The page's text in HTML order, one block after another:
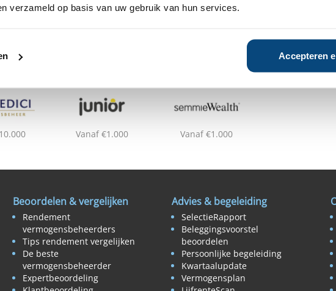
verzameld op basis van uw gebruik van hun services.
Accepteren
Vanaf €1.000 Vanaf €1.000
Beoordelen & vergelijken
Rendement
vermogensbeheerders
Tips rendement vergelijken
De beste
vermogensbeheerder
Expertbeoordeling
Advies & begeleiding
SelectieRapport
Beleggingsvoorstel
beoordelen
Persoonlijke begeleiding
Kwartaalupdate
Vermogensplan